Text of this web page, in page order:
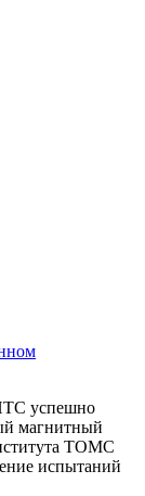
успешно
магнитный
ТОМС
испытаний